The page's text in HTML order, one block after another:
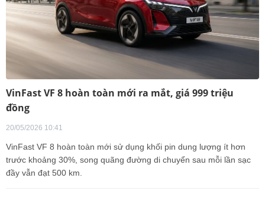
VinFast VF 8 hoàn toàn mới ra mắt, giá 999 triệu
đồng
20/05/2026 10:41
VinFast VF 8 hoàn toàn mới sử dụng khối pin dung lượng ít hơn
trước khoảng 30%, song quãng đường di chuyển sau mỗi lần sạc
đầy vẫn đạt 500 km.